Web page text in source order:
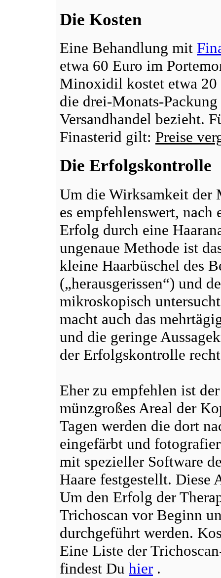
Die Kosten
Eine Behandlung mit
etwa 60 Euro im
Minoxidil kostet etwa
die drei-Monats-
Versandhandel bezieht.
Finasterid gilt: Preise
Die Erfolgskontrolle
Um die Wirksamkeit der
es empfehlenswert, nach
Erfolg durch eine
ungenaue Methode ist
kleine Haarbüschel des
(„herausgerissen“) und
mikroskopisch
macht auch das
und die geringe
der Erfolgskontrolle
Eher zu empfehlen ist
münzgroßes Areal der
Tagen werden die dort
eingefärbt und
mit spezieller Software
Haare festgestellt. Diese
Um den Erfolg der
Trichoscan vor Beginn
durchgeführt werden.
Eine Liste der
findest Du hier .